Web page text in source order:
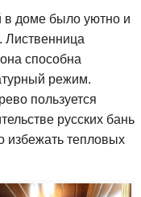
в доме было уютно и
Лиственница
способна
режим.
пользуется
русских бань
избежать тепловых